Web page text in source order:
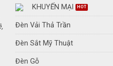
KHUYẾN MẠI
Đèn Vải Thả Trần
Đèn Sắt Mỹ Thuật
Đèn Gỗ